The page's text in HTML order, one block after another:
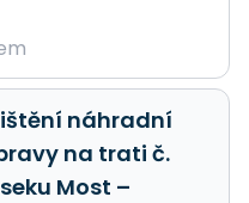
náhradní
na trati č.
Most –